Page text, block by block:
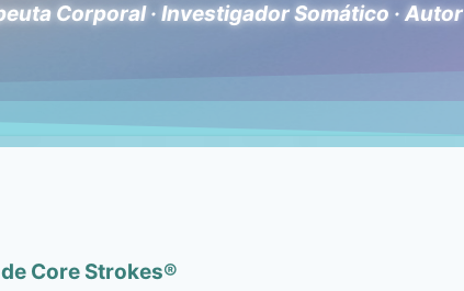
Corporal · Investigador Somático · Autor
Core Strokes®